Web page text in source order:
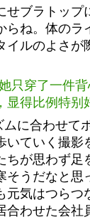
せブラトップ
ね。体のラ
イルのよさが
只穿了一件背
得比例特别好
に合わせて
いていく撮影
ちが思わず足
うだなと思
元気はつらつ
わせた会社